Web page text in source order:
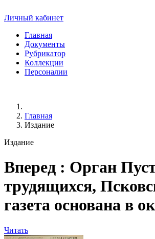
Личный кабинет
Главная
Документы
Рубрикатор
Коллекции
Персоналии
Главная
Издание
Издание
Вперед : Орган
трудящихся,
газета основана в
Читать